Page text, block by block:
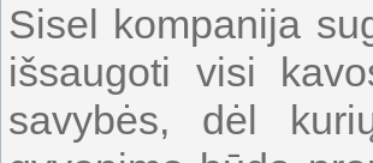
Sisel kompanija
išsaugoti visi
savybės, dėl